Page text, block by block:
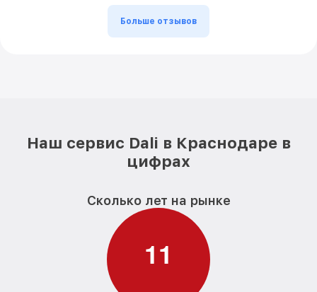
Больше отзывов
Наш сервис Dali в Краснодаре в
цифрах
Сколько лет на рынке
11